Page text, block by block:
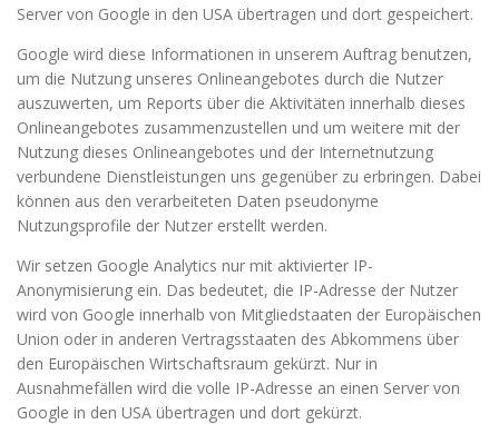
Server von Google in den USA übertragen und dort gespeichert.
Google wird diese Informationen in unserem Auftrag benutzen,
um die Nutzung unseres Onlineangebotes durch die Nutzer
auszuwerten, um Reports über die Aktivitäten innerhalb dieses
Onlineangebotes zusammenzustellen und um weitere mit der
Nutzung dieses Onlineangebotes und der Internetnutzung
verbundene Dienstleistungen uns gegenüber zu erbringen. Dabei
können aus den verarbeiteten Daten pseudonyme
Nutzungsprofile der Nutzer erstellt werden.
Wir setzen Google Analytics nur mit aktivierter IP-
Anonymisierung ein. Das bedeutet, die IP-Adresse der Nutzer
wird von Google innerhalb von Mitgliedstaaten der Europäischen
Union oder in anderen Vertragsstaaten des Abkommens über
den Europäischen Wirtschaftsraum gekürzt. Nur in
Ausnahmefällen wird die volle IP-Adresse an einen Server von
Google in den USA übertragen und dort gekürzt.